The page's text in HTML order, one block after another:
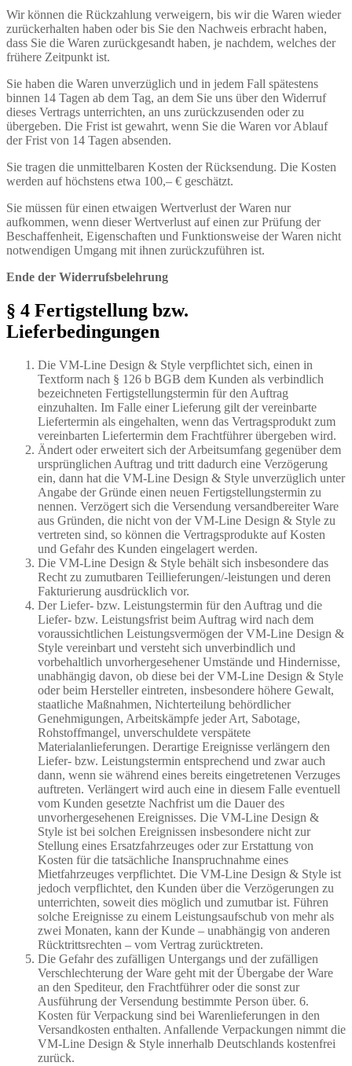
Wir können die Rückzahlung verweigern, bis wir die Waren wieder
zurückerhalten haben oder bis Sie den Nachweis erbracht haben,
dass Sie die Waren zurückgesandt haben, je nachdem, welches der
frühere Zeitpunkt ist.
Sie haben die Waren unverzüglich und in jedem Fall spätestens
binnen 14 Tagen ab dem Tag, an dem Sie uns über den Widerruf
dieses Vertrags unterrichten, an uns zurückzusenden oder zu
übergeben. Die Frist ist gewahrt, wenn Sie die Waren vor Ablauf
der Frist von 14 Tagen absenden.
Sie tragen die unmittelbaren Kosten der Rücksendung. Die Kosten
werden auf höchstens etwa 100,– € geschätzt.
Sie müssen für einen etwaigen Wertverlust der Waren nur
aufkommen, wenn dieser Wertverlust auf einen zur Prüfung der
Beschaffenheit, Eigenschaften und Funktionsweise der Waren nicht
notwendigen Umgang mit ihnen zurückzuführen ist.
Ende der Widerrufsbelehrung
§ 4 Fertigstellung bzw.
Lieferbedingungen
Die VM-Line Design & Style verpflichtet sich, einen in
Textform nach § 126 b BGB dem Kunden als verbindlich
bezeichneten Fertigstellungstermin für den Auftrag
einzuhalten. Im Falle einer Lieferung gilt der vereinbarte
Liefertermin als eingehalten, wenn das Vertragsprodukt zum
vereinbarten Liefertermin dem Frachtführer übergeben wird.
Ändert oder erweitert sich der Arbeitsumfang gegenüber dem
ursprünglichen Auftrag und tritt dadurch eine Verzögerung
ein, dann hat die VM-Line Design & Style unverzüglich unter
Angabe der Gründe einen neuen Fertigstellungstermin zu
nennen. Verzögert sich die Versendung versandbereiter Ware
aus Gründen, die nicht von der VM-Line Design & Style zu
vertreten sind, so können die Vertragsprodukte auf Kosten
und Gefahr des Kunden eingelagert werden.
Die VM-Line Design & Style behält sich insbesondere das
Recht zu zumutbaren Teillieferungen/-leistungen und deren
Fakturierung ausdrücklich vor.
Der Liefer- bzw. Leistungstermin für den Auftrag und die
Liefer- bzw. Leistungsfrist beim Auftrag wird nach dem
voraussichtlichen Leistungsvermögen der VM-Line Design &
Style vereinbart und versteht sich unverbindlich und
vorbehaltlich unvorhergesehener Umstände und Hindernisse,
unabhängig davon, ob diese bei der VM-Line Design & Style
oder beim Hersteller eintreten, insbesondere höhere Gewalt,
staatliche Maßnahmen, Nichterteilung behördlicher
Genehmigungen, Arbeitskämpfe jeder Art, Sabotage,
Rohstoffmangel, unverschuldete verspätete
Materialanlieferungen. Derartige Ereignisse verlängern den
Liefer- bzw. Leistungstermin entsprechend und zwar auch
dann, wenn sie während eines bereits eingetretenen Verzuges
auftreten. Verlängert wird auch eine in diesem Falle eventuell
vom Kunden gesetzte Nachfrist um die Dauer des
unvorhergesehenen Ereignisses. Die VM-Line Design &
Style ist bei solchen Ereignissen insbesondere nicht zur
Stellung eines Ersatzfahrzeuges oder zur Erstattung von
Kosten für die tatsächliche Inanspruchnahme eines
Mietfahrzeuges verpflichtet. Die VM-Line Design & Style ist
jedoch verpflichtet, den Kunden über die Verzögerungen zu
unterrichten, soweit dies möglich und zumutbar ist. Führen
solche Ereignisse zu einem Leistungsaufschub von mehr als
zwei Monaten, kann der Kunde – unabhängig von anderen
Rücktrittsrechten – vom Vertrag zurücktreten.
Die Gefahr des zufälligen Untergangs und der zufälligen
Verschlechterung der Ware geht mit der Übergabe der Ware
an den Spediteur, den Frachtführer oder die sonst zur
Ausführung der Versendung bestimmte Person über. 6.
Kosten für Verpackung sind bei Warenlieferungen in den
Versandkosten enthalten. Anfallende Verpackungen nimmt die
VM-Line Design & Style innerhalb Deutschlands kostenfrei
zurück.